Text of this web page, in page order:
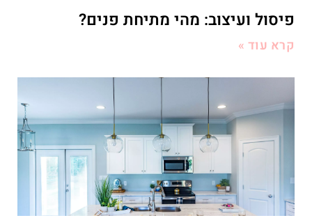
פיסול ועיצוב: מהי מתיחת פנים?
קרא עוד »